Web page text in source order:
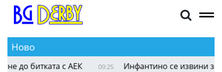
Ново
09:26 Левски прибира огромна сума, ако достигне до